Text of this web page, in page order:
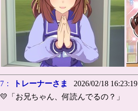
7： トレーナーさま 2026/02/18 16:23:19
💛「お兄ちゃん、何読んでるの？」